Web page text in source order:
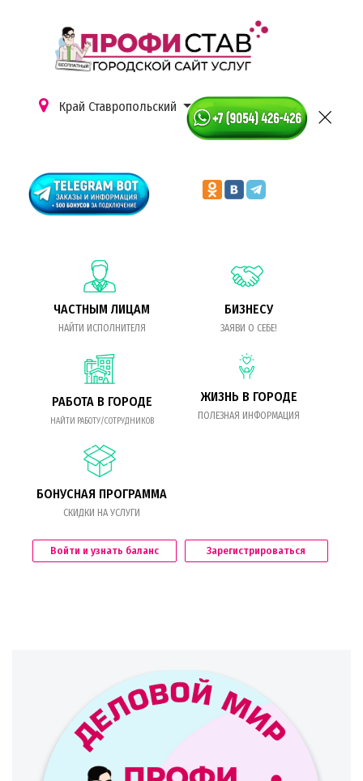
Край Ставропольский
ЧАСТНЫМ ЛИЦАМ
НАЙТИ ИСПОЛНИТЕЛЯ
БИЗНЕСУ
ЗАЯВИ О СЕБЕ!
РАБОТА В ГОРОДЕ
НАЙТИ РАБОТУ/СОТРУДНИКОВ
ЖИЗНЬ В ГОРОДЕ
ПОЛЕЗНАЯ ИНФОРМАЦИЯ
БОНУСНАЯ ПРОГРАММА
СКИДКИ НА УСЛУГИ
Войти и узнать баланс Зарегистрироваться